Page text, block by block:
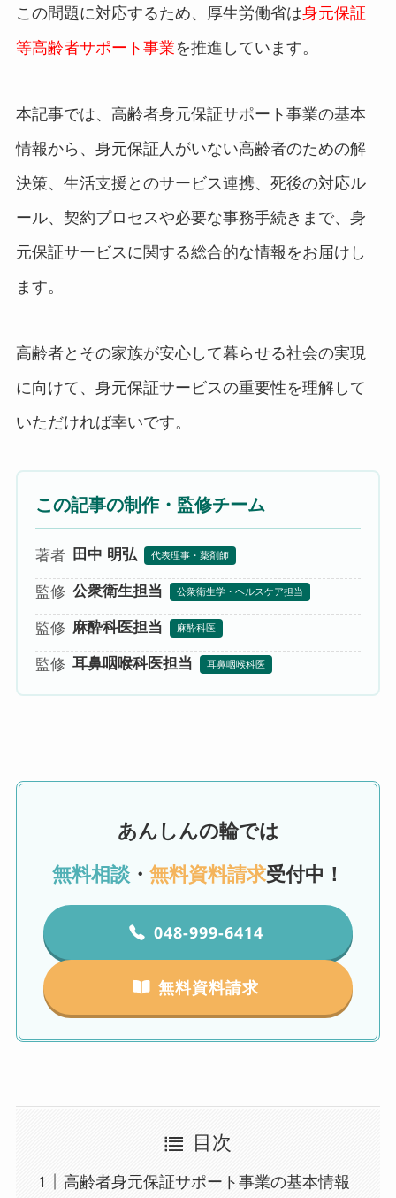
この問題に対応するため、厚生労働省は身元保証
等高齢者サポート事業を推進しています。
本記事では、高齢者身元保証サポート事業の基本
情報から、身元保証人がいない高齢者のための解
決策、生活支援とのサービス連携、死後の対応ル
ール、契約プロセスや必要な事務手続きまで、身
元保証サービスに関する総合的な情報をお届けし
ます。
高齢者とその家族が安心して暮らせる社会の実現
に向けて、身元保証サービスの重要性を理解して
いただければ幸いです。
この記事の制作・監修チーム
著者 田中 明弘 代表理事・薬剤師
監修 公衆衛生担当 公衆衛生学・ヘルスケア担当
監修 麻酔科医担当 麻酔科医
監修 耳鼻咽喉科医担当 耳鼻咽喉科医
あんしんの輪では
無料相談 ・ 無料資料請求受付中！
048-999-6414
無料資料請求
目次
高齢者身元保証サポート事業の基本情報